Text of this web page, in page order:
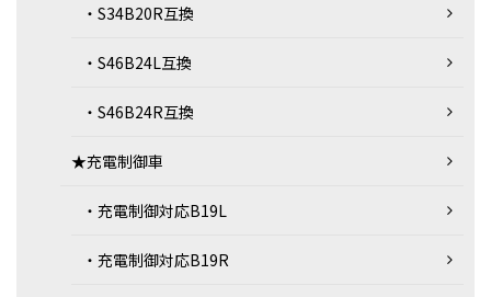
・S34B20R互換
・S46B24L互換
・S46B24R互換
★充電制御車
・充電制御対応B19L
・充電制御対応B19R